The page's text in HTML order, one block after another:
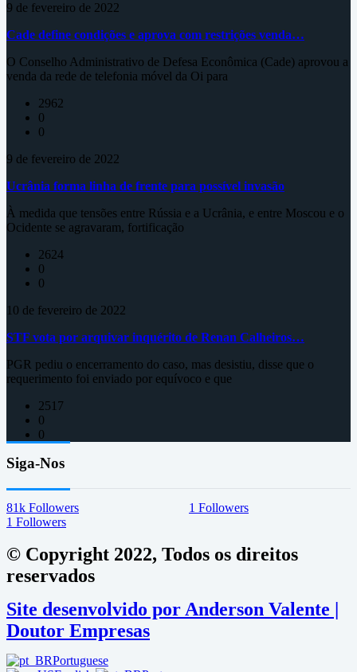
9 de fevereiro de 2022
Cade define condições e aprova com restrições venda…
O Conselho Administrativo de Defesa Econômica (Cade) aprovou a
venda da rede de telefonia móvel da Oi para
2962
0
0
9 de fevereiro de 2022
Ucrânia forma linha de frente para possível invasão
À medida que tensões entre Rússia e a Ucrânia, e entre Moscou e o
Ocidente se agravaram, fortificação
2624
0
0
10 de fevereiro de 2022
STF vota por arquivar inquérito de Renan Calheiros…
PGR pediu o encerramento do caso, mas desistiu, disse que o
requerimento foi enviado por equívoco e que
2517
0
0
Siga-Nos
81k Followers 1 Followers
1 Followers
© Copyright 2022, Todos os direitos
reservados
Site desenvolvido por Anderson Valente |
Doutor Empresas
Portuguese